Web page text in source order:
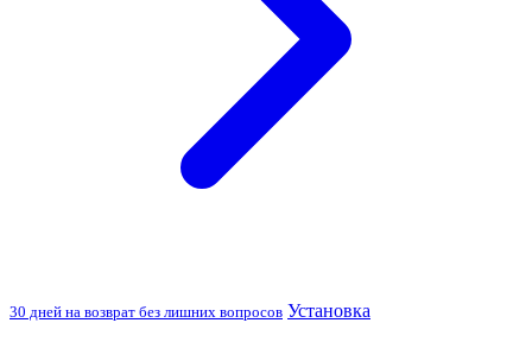
30 дней на возврат без лишних вопросов Установка